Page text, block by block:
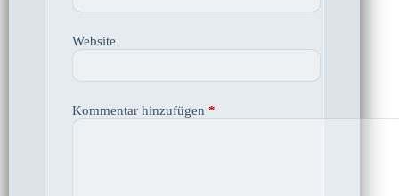
Website
Kommentar hinzufügen *